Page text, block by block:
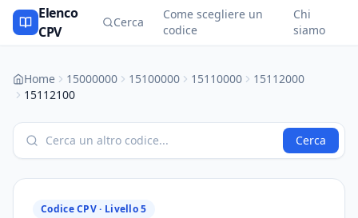
Elenco
CPV
Cerca
Come scegliere un
codice
Chi
siamo
Home 15000000 15100000 15110000
15112000
15112100
Cerca
Codice CPV · Livello 5